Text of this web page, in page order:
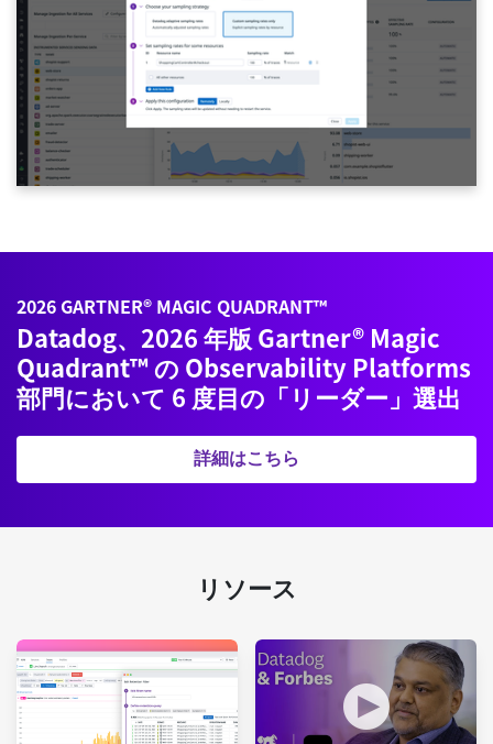
2026 GARTNER® MAGIC QUADRANT™
Datadog、2026 年版 Gartner® Magic
Quadrant™ の Observability Platforms
部門において 6 度目の「リーダー」選出
詳細はこちら
リソース